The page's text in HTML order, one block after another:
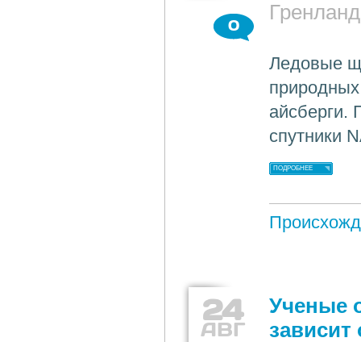
0
Ледовые
айсберги.
спутники
ПОДРОБНЕЕ
24
АВГ
Ученые
зависит